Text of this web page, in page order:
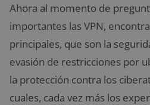
Ahora al momento de
importantes las VPN,
principales, que son la
evasión de restricciones por
la protección contra los
cuales, cada vez más los